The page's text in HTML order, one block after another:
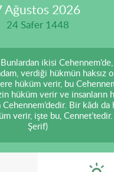
Ağustos 2026
24 Safer 1448
ikisi
verdiği hükmün haksız
hüküm verir, bu
hüküm verir ve insanların
Bir kâdı da
verir, işte bu,
Şerif)